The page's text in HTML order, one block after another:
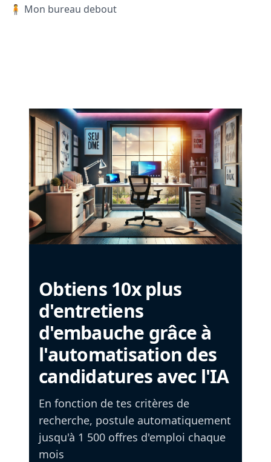
🧍 Mon bureau debout
Obtiens 10x plus
d'entretiens
d'embauche grâce à
l'automatisation des
candidatures avec l'IA
En fonction de tes critères de
recherche, postule automatiquement
jusqu'à 1 500 offres d'emploi chaque
mois